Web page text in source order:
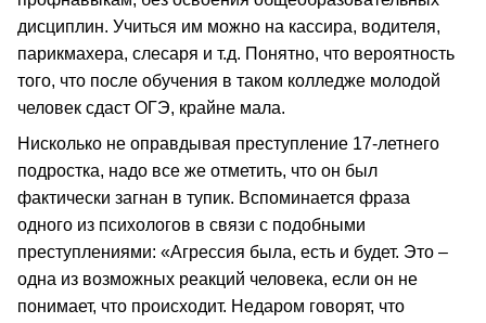
дисциплин. Учиться им можно на кассира, водителя,
парикмахера, слесаря и т.д. Понятно, что вероятность
того, что после обучения в таком колледже молодой
человек сдаст ОГЭ, крайне мала.
Нисколько не оправдывая преступление 17-летнего
подростка, надо все же отметить, что он был
фактически загнан в тупик. Вспоминается фраза
одного из психологов в связи с подобными
преступлениями: «Агрессия была, есть и будет. Это –
одна из возможных реакций человека, если он не
понимает, что происходит. Недаром говорят, что